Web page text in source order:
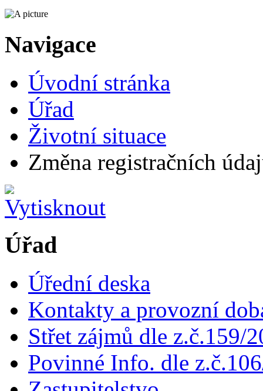
Navigace
Úvodní stránka
Úřad
Životní situace
Změna registračních
Úřad
Úřední deska
Kontakty a provozní
Střet zájmů dle z.č.159/
Povinné Info. dle